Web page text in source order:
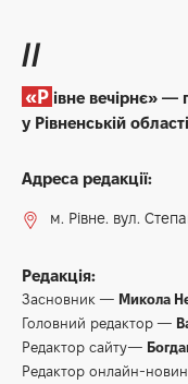
//
«Рівне вечірнє»
у Рівненській
Адреса редакції:
м. Рівне. вул.
Редакція:
Засновник — Микола
Головний редактор —
Редактор сайту—
Редактор онлайн-